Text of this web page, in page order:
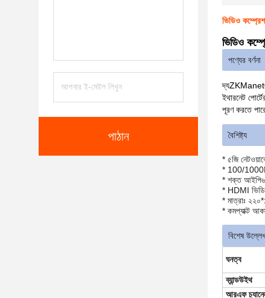
পাঠান
ভিডিও
ভিডিও
পণ্যের বর্ণনা
দ্য
ইথারনেট
পূরণ করতে
বৈশিষ্ট্য
* ৫জি
* 100/
* শক্ত
* HDMI
* মাত্রাঃ
* কমপ্যাক্ট
বিশেষ
ঘনত্ব
ব্যান্ডউইথ
আরএফ